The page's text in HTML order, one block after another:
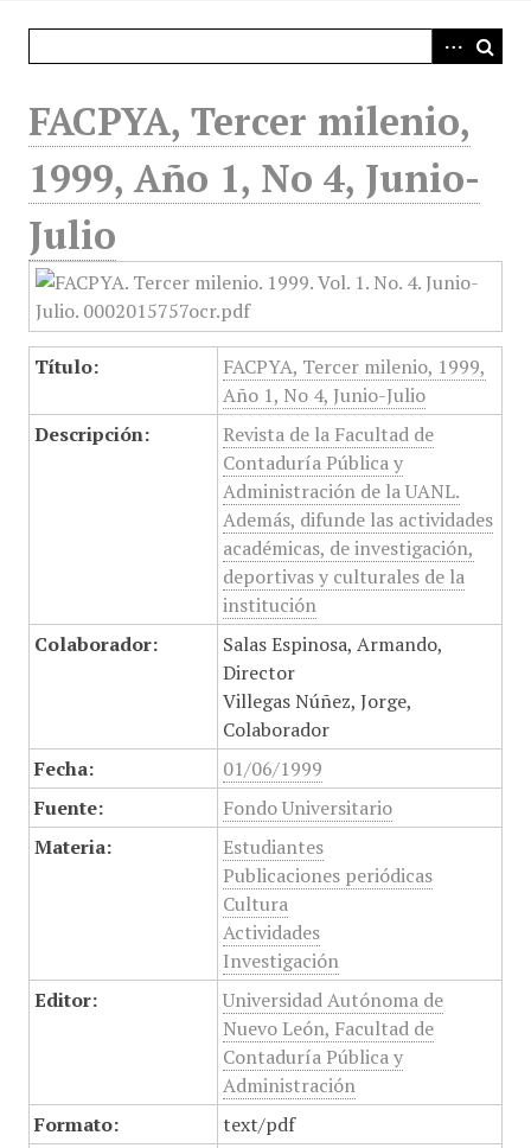
FACPYA, Tercer milenio,
1999, Año 1, No 4, Junio-
Julio
Título:
FACPYA, Tercer milenio, 1999,
Año 1, No 4, Junio-Julio
Descripción:
Revista de la Facultad de
Contaduría Pública y
Administración de la UANL.
Además, difunde las actividades
académicas, de investigación,
deportivas y culturales de la
institución
Colaborador:
Salas Espinosa, Armando,
Director
Villegas Núñez, Jorge,
Colaborador
Fecha:
01/06/1999
Fuente:
Fondo Universitario
Materia:
Estudiantes
Publicaciones periódicas
Cultura
Actividades
Investigación
Editor:
Universidad Autónoma de
Nuevo León, Facultad de
Contaduría Pública y
Administración
Formato:
text/pdf